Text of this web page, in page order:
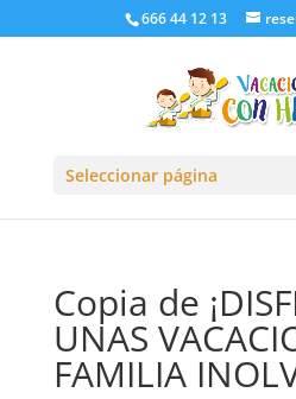
666 44 12 13
Seleccionar página
Copia de
UNAS
FAMILIA